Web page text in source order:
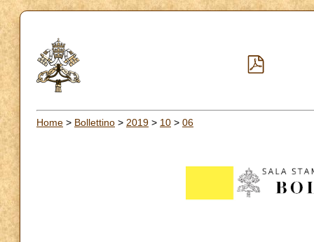
Home > Bollettino > 2019 > 10 > 06